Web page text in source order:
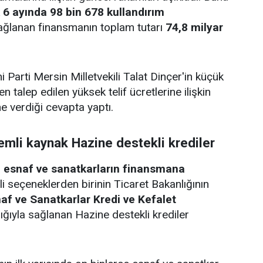
6 ayında 98 bin 678 kullandırım
finansmanın toplam tutarı 74,8 milyar
Parti Mersin Milletvekili Talat Dinçer'in küçük
talep edilen yüksek telif ücretlerine ilişkin
verdiği cevapta yaptı.
kaynak Hazine destekli krediler
esnaf ve sanatkarların finansmana
seçeneklerden birinin Ticaret Bakanlığının
ve Sanatkarlar Kredi ve Kefalet
sağlanan Hazine destekli krediler